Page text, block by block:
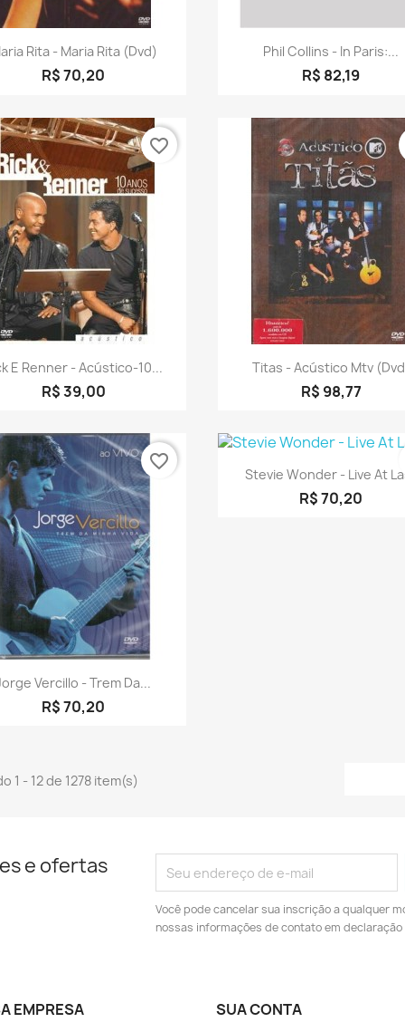
Visualização rápida
Rita - Maria Rita (dvd)
R$ 70,20
Visualização rápida
Phil Collins - In Paris:...
R$ 82,19
Visualização rápida
E Renner - Acústico-10...
R$ 39,00
favorite_border
Visualização
Titas - Acústico Mtv
R$ 98,77
Visualização rápida
Vercillo - Trem Da...
R$ 70,20
favorite_border Visualização
Stevie Wonder - Live At
R$ 70,20
1 - 12 de 1278 item(s)
e ofertas
Você pode cancelar sua inscrição a qualquer
nossas informações de contato em declaração
EMPRESA SUA CONTA